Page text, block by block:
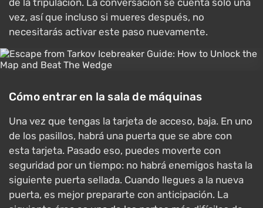
de la tripulación. La conversación se cuenta solo una
vez, así que incluso si mueres después, no
necesitarás activar este paso nuevamente.
Cómo entrar en la sala de máquinas
Una vez que tengas la tarjeta de acceso, baja. En uno
de los pasillos, habrá una puerta que se abre con
esta tarjeta. Pasado eso, puedes moverte con
seguridad por un tiempo: no habrá enemigos hasta la
siguiente puerta sellada. Cuando llegues a la nueva
puerta, es mejor prepararte con anticipación. La